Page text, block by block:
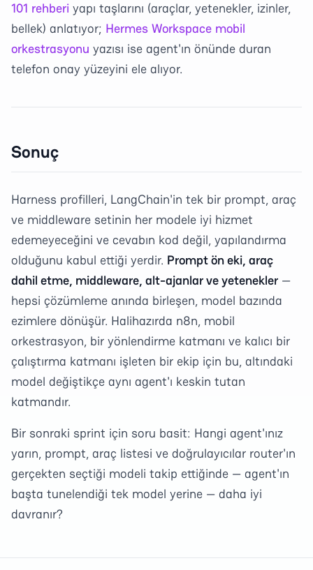
101 rehberi yapı taşlarını (araçlar, yetenekler, izinler,
bellek) anlatıyor; Hermes Workspace mobil
orkestrasyonu yazısı ise agent'ın önünde duran
telefon onay yüzeyini ele alıyor.
Sonuç
Harness profilleri, LangChain'in tek bir prompt, araç
ve middleware setinin her modele iyi hizmet
edemeyeceğini ve cevabın kod değil, yapılandırma
olduğunu kabul ettiği yerdir. Prompt ön eki, araç
dahil etme, middleware, alt-ajanlar ve yetenekler —
hepsi çözümleme anında birleşen, model bazında
ezimlere dönüşür. Halihazırda n8n, mobil
orkestrasyon, bir yönlendirme katmanı ve kalıcı bir
çalıştırma katmanı işleten bir ekip için bu, altındaki
model değiştikçe aynı agent'ı keskin tutan
katmandır.
Bir sonraki sprint için soru basit: Hangi agent'ınız
yarın, prompt, araç listesi ve doğrulayıcılar router'ın
gerçekten seçtiği modeli takip ettiğinde — agent'ın
başta tunelendiği tek model yerine — daha iyi
davranır?